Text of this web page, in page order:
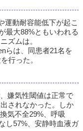
運動耐容能低下が起こ
最大88%ともいわれる
ズムは。
らは、同患者21名を
行った。
嫌気性閾値は正常で
されなかった。しか
気不全29%、呼吸
し57%、安静時血液ガ